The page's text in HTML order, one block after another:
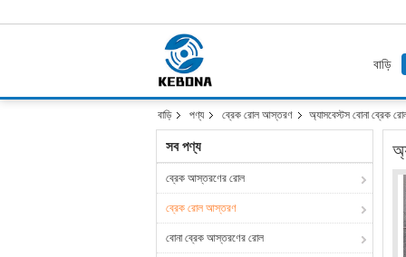
বাড়ি
বাড়ি পণ্য ব্রেক রোল আস্তরণ অ্যাসবেস্টস বোনা ব্রেক
সব পণ্য
ব্রেক আস্তরণের রোল
ব্রেক রোল আস্তরণ
বোনা ব্রেক আস্তরণের রোল